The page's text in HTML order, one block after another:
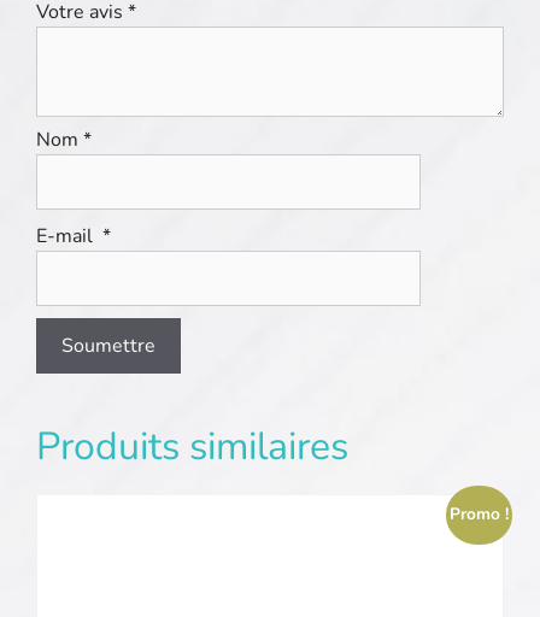
Votre avis *
Nom *
E-mail *
Produits similaires
Promo !